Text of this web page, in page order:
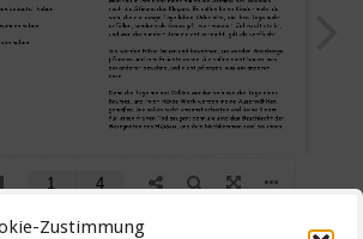
Zustimmung